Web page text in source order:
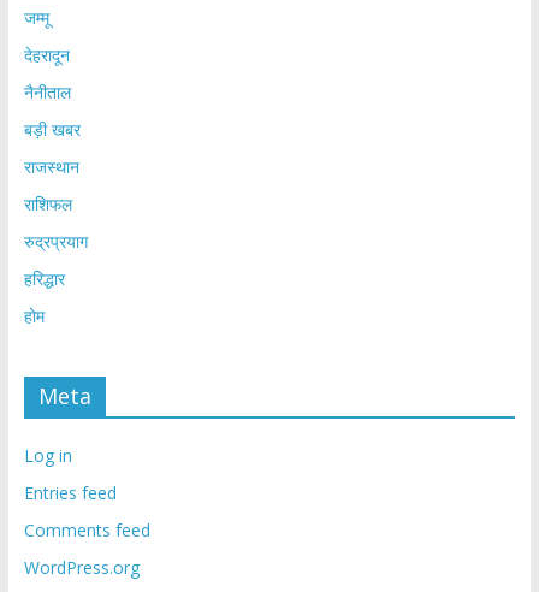
जम्मू
देहरादून
नैनीताल
बड़ी खबर
राजस्थान
राशिफल
रुद्रप्रयाग
हरिद्धार
होम
Meta
Log in
Entries feed
Comments feed
WordPress.org